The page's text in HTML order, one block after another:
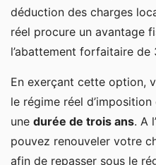
déduction des charges
réel procure un avantage
l’abattement forfaitaire
En exerçant cette option,
le régime réel
une durée de trois ans. A
pouvez renouveler votre
afin de repasser sous le